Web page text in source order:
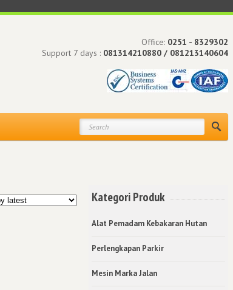
Office: 0251 - 8329302
Support 7 days : 081314210880 / 081213140604
Kategori Produk
Alat Pemadam Kebakaran Hutan
Perlengkapan Parkir
Mesin Marka Jalan